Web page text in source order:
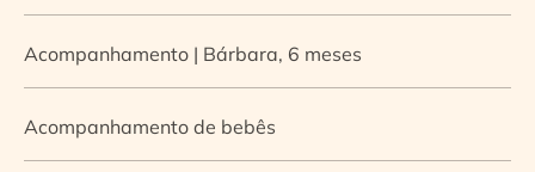
Acompanhamento | Bárbara, 6 meses
Acompanhamento de bebês